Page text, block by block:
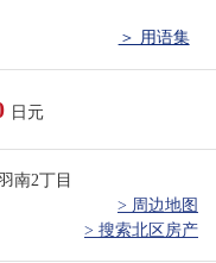
＞ 用语集
日元
南2丁目
> 周边地图
> 搜索北区房产